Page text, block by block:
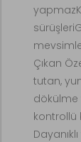
Çıkan
tutan,
dökülme
kontrollü